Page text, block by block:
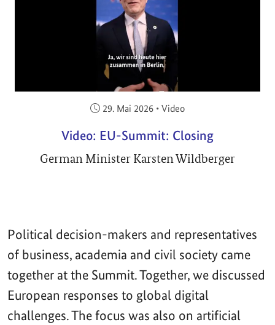
Veröffentlicht am:
29. Mai 2026 • Video
Video: EU-Summit: Closing
German Minister Karsten Wildberger
Political decision-makers and representatives
of business, academia and civil society came
together at the Summit. Together, we discussed
European responses to global digital
challenges. The focus was also on artificial